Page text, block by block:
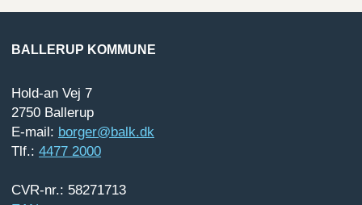
BALLERUP KOMMUNE
Hold-an Vej 7
2750 Ballerup
E-mail: borger@balk.dk
Tlf.: 4477 2000
CVR-nr.: 58271713